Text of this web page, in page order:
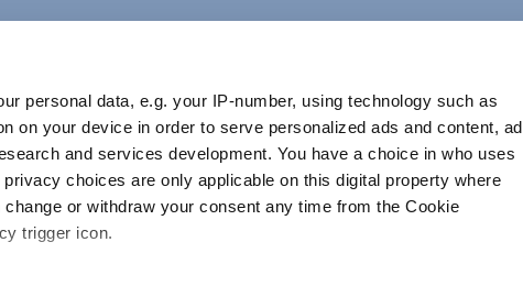
personal data, e.g. your IP-number, using technology such as
on your device in order to serve personalized ads and content, ad
and services development. You have a choice in who uses
choices are only applicable on this digital property where
or withdraw your consent any time from the Cookie
trigger icon.